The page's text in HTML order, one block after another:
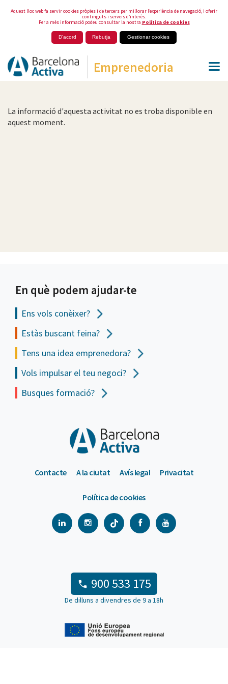
Aquest lloc web fa servir cookies pròpies i de tercers per millorar l’experiència de navegació, i oferir
continguts i serveis d’interès.
Per a més informació podeu consultar la nostra Política de cookies
D'acord Rebutja Gestionar cookies
Emprenedoria
La informació d'aquesta activitat no es troba disponible en
aquest moment.
En què podem ajudar-te
Ens vols conèixer?
Estàs buscant feina?
Tens una idea emprenedora?
Vols impulsar el teu negoci?
Busques formació?
Contacte A la ciutat Avís legal Privacitat
Política de cookies
900 533 175
De dilluns a divendres de 9 a 18h